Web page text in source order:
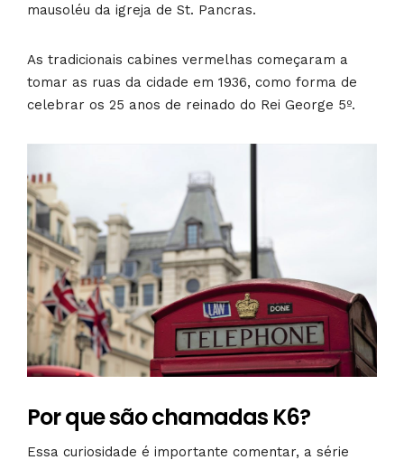
mausoléu da igreja de St. Pancras.
As tradicionais cabines vermelhas começaram a
tomar as ruas da cidade em 1936, como forma de
celebrar os 25 anos de reinado do Rei George 5º.
Por que são chamadas K6?
Essa curiosidade é importante comentar, a série